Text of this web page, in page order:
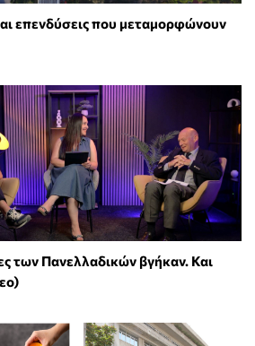
επενδύσεις που μεταμορφώνουν
των Πανελλαδικών βγήκαν. Και